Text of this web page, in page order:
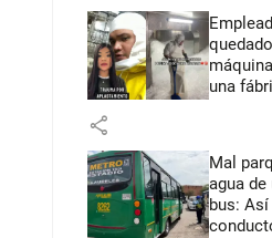
una
share
Mal
agua de
bus: